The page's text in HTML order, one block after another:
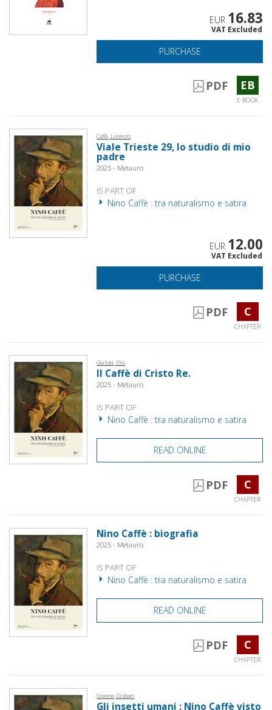
EUR 16.83
VAT Excluded
PURCHASE
PDF EB
E-BOOK
Caffè, Lorenzo
Viale Trieste 29, lo studio di mio
padre
2025 - Metauro
IS PART OF
Nino Caffè : tra naturalismo e satira
EUR 12.00
VAT Excluded
PURCHASE
PDF C
CHAPTER
Giuliani, Elio
Il Caffè di Cristo Re.
2025 - Metauro
IS PART OF
Nino Caffè : tra naturalismo e satira
READ ONLINE
PDF C
CHAPTER
Nino Caffè : biografia
2025 - Metauro
IS PART OF
Nino Caffè : tra naturalismo e satira
READ ONLINE
PDF C
CHAPTER
Greene, Graham
Gli insetti umani : Nino Caffè visto